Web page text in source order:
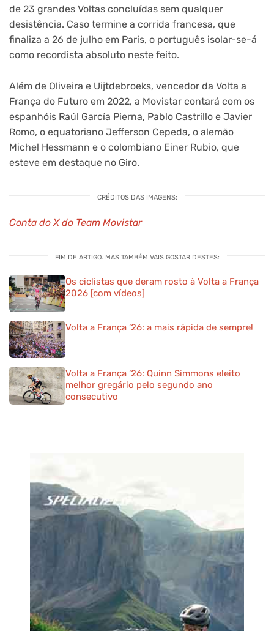
de 23 grandes Voltas concluídas sem qualquer
desistência. Caso termine a corrida francesa, que
finaliza a 26 de julho em Paris, o português isolar-se-á
como recordista absoluto neste feito.
Além de Oliveira e Uijtdebroeks, vencedor da Volta a
França do Futuro em 2022, a Movistar contará com os
espanhóis Raúl García Pierna, Pablo Castrillo e Javier
Romo, o equatoriano Jefferson Cepeda, o alemão
Michel Hessmann e o colombiano Einer Rubio, que
esteve em destaque no Giro.
CRÉDITOS DAS IMAGENS:
Conta do X do Team Movistar
FIM DE ARTIGO. MAS TAMBÉM VAIS GOSTAR DESTES:
Os ciclistas que deram rosto à Volta a França
2026 [com vídeos]
Volta a França ’26: a mais rápida de sempre!
Volta a França ’26: Quinn Simmons eleito
melhor gregário pelo segundo ano
consecutivo